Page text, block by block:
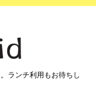
ランチ利用もお待ちし